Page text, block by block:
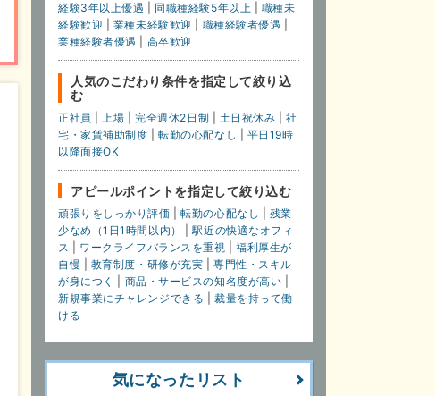
経験3年以上優遇
同職種経験5年以上
職種未
経験歓迎
業種未経験歓迎 職種経験者優遇
業種経験者優遇
高卒歓迎
人気のこだわり条件を指定して絞り込
む
正社員 上場 完全週休2日制 土日祝休み
社
宅・家賃補助制度
転勤の心配なし
平日19時
以降面接OK
アピールポイントを指定して絞り込む
頑張りをしっかり評価 転勤の心配なし
残業
少なめ（1日1時間以内）
駅近の快適なオフィ
ス
ワークライフバランスを重視
福利厚生が
自慢
教育制度・研修が充実
専門性・スキル
が身につく
商品・サービスの知名度が高い
新規事業にチャレンジできる
裁量を持って働
ける
気になったリスト